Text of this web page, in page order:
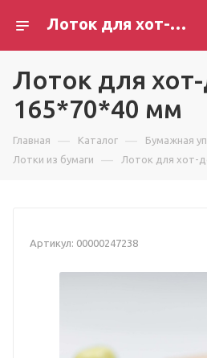
Лоток для хот-дога крафт 165*70*40 мм
Лоток для
165*70*40 мм
Главная — Каталог — Бумажная
Лотки из бумаги — Лоток для хот-
Артикул: 00000247238